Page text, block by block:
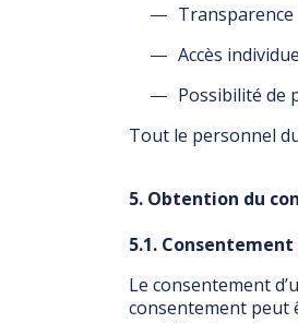
Transparence
Accès
Possibilité de
Tout le personnel
5. Obtention du
5.1.
Le consentement
consentement peut